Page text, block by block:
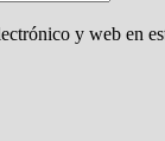
y web en